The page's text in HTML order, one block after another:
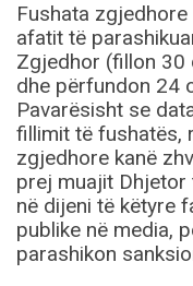
Fushata
afatit të
Zgjedhor (fillon 30
dhe përfundon 24
Pavarësisht se
fillimit të fushatës,
zgjedhore kanë
prej muajit Dhjetor
në dijeni të këtyre
publike në media,
parashikon